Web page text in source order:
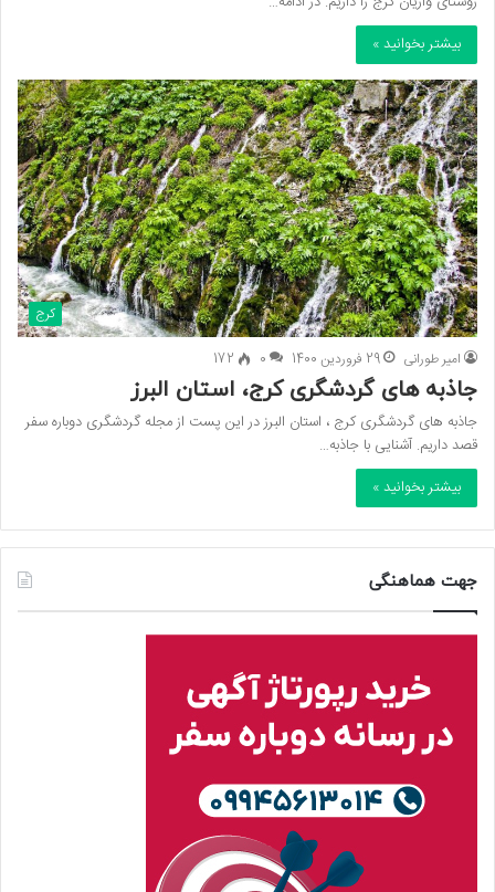
بیشتر بخوانید »
کرج
امیر طورانی 29 فروردین 1400 0
172
جاذبه های گردشگری کرج، استان البرز
جاذبه های گردشگری کرج ، استان البرز در این پست از مجله گردشگری دوباره سفر
قصد داریم. آشنایی با جاذبه…
بیشتر بخوانید »
جهت هماهنگی